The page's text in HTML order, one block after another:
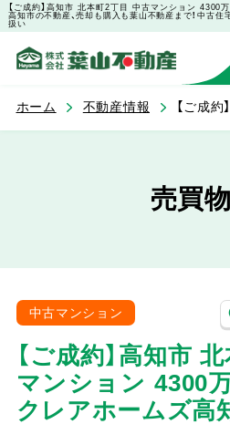
【ご成約】高知市 北本町2丁目 中古マンション 4300
高知市の不動産、売却も購入も葉山不動産まで！中古住
扱い
ホーム 不動産情報 【ご成
売買
中古マンション
【ご成約】高知市
マンション 4300
クレアホームズ高